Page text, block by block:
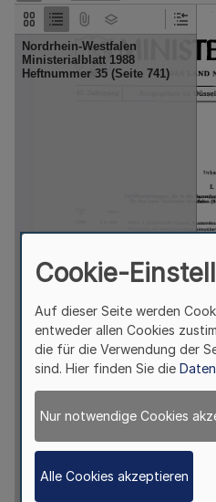
Cookie-
Auf dieser Seite werden
entweder allen Cookies
die für die Verwendung der
sind. Hier finden Sie die
Nur notwendige Cookies
Alle Cookies akzeptieren